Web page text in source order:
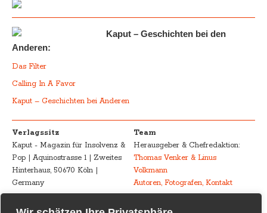
Kaput – Geschichten bei den
Anderen:
Das Filter
Calling In A Favor
Kaput – Geschichten bei Anderen
Verlagssitz
Kaput - Magazin für Insolvenz &
Pop | Aquinostrasse 1 | Zweites
Hinterhaus, 50670 Köln |
Germany
Team
Herausgeber & Chefredaktion:
Thomas Venker & Linus
Volkmann
Autoren, Fotografen, Kontakt
Advertising Impressum – Legal